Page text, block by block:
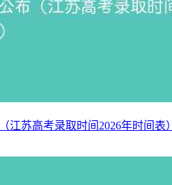
江苏高考录取时间2026年时间表）